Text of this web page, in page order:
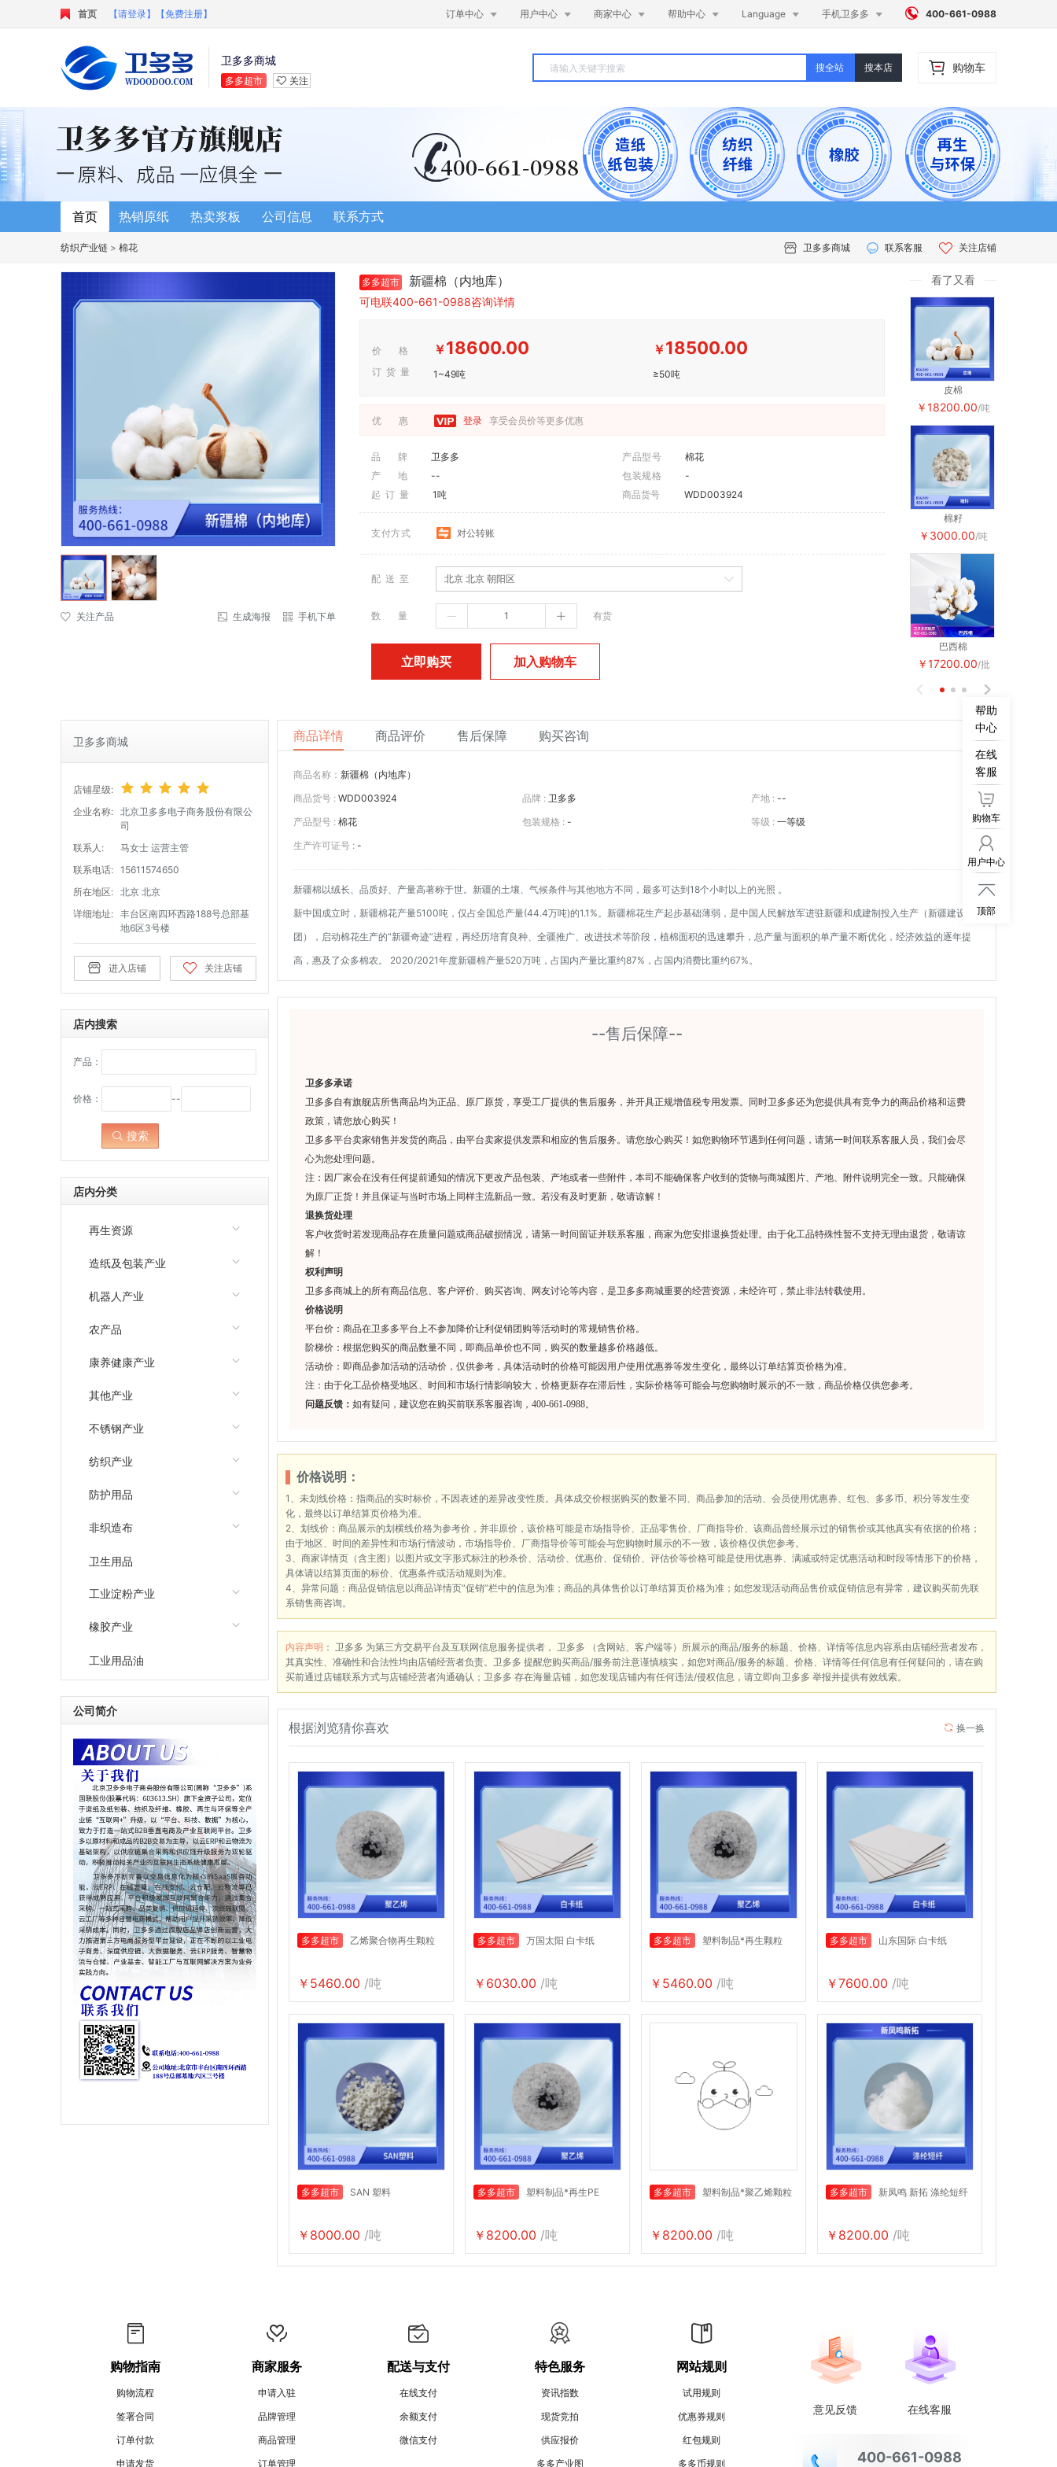
首页 【请登录】 【免费注册】 订单中心  用户中心  商家中心  帮助中心  Language  手机卫多多   400-661-0988
卫多多商城
多多超市 关注
搜全站 搜本店 购物车
首页 热销原纸 热卖浆板 公司信息 联系方式
纺织产业链 > 棉花 卫多多商城 联系客服 关注店铺
关注产品 生成海报 手机下单
多多超市 新疆棉（内地库）
可电联400-661-0988咨询详情
价 格
订 货 量
￥18600.00
1~49吨
￥18500.00
≥50吨
优 惠 登录 享受会员价等更多优惠
品 牌 卫多多 产品型号
棉花
产 地
-- 包装规格
-
起 订 量
1吨 商品货号 WDD003924
支付方式 对公转账
配 送 至 北京 北京 朝阳区
数 量 有货
立即购买 加入购物车
看了又看
皮棉
￥18200.00/吨
棉籽
￥3000.00/吨
巴西棉
￥17200.00/批

卫多多商城
店铺星级:
企业名称: 北京卫多多电子商务股份有限公
司
联系人:
马女士 运营主管
联系电话: 15611574650
所在地区: 北京 北京
详细地址: 丰台区南四环西路188号总部基
地6区3号楼
进入店铺 关注店铺
店内搜索
产品：
价格： --
搜索
店内分类
再生资源
造纸及包装产业
机器人产业
农产品
康养健康产业
其他产业
不锈钢产业
纺织产业
防护用品
非织造布
卫生用品
工业淀粉产业
橡胶产业
工业用品油
公司简介
商品详情 商品评价 售后保障 购买咨询
商品名称： 新疆棉（内地库）
商品货号 : WDD003924 品牌 : 卫多多 产地 : --
产品型号 : 棉花 包装规格 : - 等级 : 一等级
生产许可证号 : -
新疆棉以绒长、品质好、产量高著称于世。新疆的土壤、气候条件与其他地方不同，最多可达到18个小时以上的光照 。
新中国成立时，新疆棉花产量5100吨，仅占全国总产量(44.4万吨)的1.1%。新疆棉花生产起步基础薄弱，是中国人民解放军进驻新疆和成建制投入生产（新疆建设兵
团），启动棉花生产的“新疆奇迹”进程，再经历培育良种、全疆推广、改进技术等阶段，植棉面积的迅速攀升，总产量与面积的单产量不断优化，经济效益的逐年提
高，惠及了众多棉农。
2020/2021年度新疆棉产量520万吨，占国内产量比重约87%，占国内消费比重约67%。
--售后保障--
卫多多承诺
卫多多自有旗舰店所售商品均为正品、原厂原货，享受工厂提供的售后服务，并开具正规增值税专用发票。同时卫多多还为您提供具有竞争力的商品价格和运费
政策，请您放心购买！
卫多多平台卖家销售并发货的商品，由平台卖家提供发票和相应的售后服务。请您放心购买！如您购物环节遇到任何问题，请第一时间联系客服人员，我们会尽
心为您处理问题。
注：因厂家会在没有任何提前通知的情况下更改产品包装、产地或者一些附件，本司不能确保客户收到的货物与商城图片、产地、附件说明完全一致。只能确保
为原厂正货！并且保证与当时市场上同样主流新品一致。若没有及时更新，敬请谅解！
退换货处理
客户收货时若发现商品存在质量问题或商品破损情况，请第一时间留证并联系客服，商家为您安排退换货处理。由于化工品特殊性暂不支持无理由退货，敬请谅
解！
权利声明
卫多多商城上的所有商品信息、客户评价、购买咨询、网友讨论等内容，是卫多多商城重要的经营资源，未经许可，禁止非法转载使用。
价格说明
平台价：商品在卫多多平台上不参加降价让利促销团购等活动时的常规销售价格。
阶梯价：根据您购买的商品数量不同，即商品单价也不同，购买的数量越多价格越低。
活动价：即商品参加活动的活动价，仅供参考，具体活动时的价格可能因用户使用优惠券等发生变化，最终以订单结算页价格为准。
注：由于化工品价格受地区、时间和市场行情影响较大，价格更新存在滞后性，实际价格等可能会与您购物时展示的不一致，商品价格仅供您参考。
问题反馈： 如有疑问，建议您在购买前联系客服咨询，400-661-0988。
价格说明：
1、未划线价格：指商品的实时标价，不因表述的差异改变性质。具体成交价根据购买的数量不同、商品参加的活动、会员使用优惠券、红包、多多币、积分等发生变
化，最终以订单结算页价格为准。
2、划线价：商品展示的划横线价格为参考价，并非原价，该价格可能是市场指导价、正品零售价、厂商指导价、该商品曾经展示过的销售价或其他真实有依据的价格；
由于地区、时间的差异性和市场行情波动，市场指导价、厂商指导价等可能会与您购物时展示的不一致，该价格仅供您参考。
3、商家详情页（含主图）以图片或文字形式标注的秒杀价、活动价、优惠价、促销价、评估价等价格可能是使用优惠券、满减或特定优惠活动和时段等情形下的价格，
具体请以结算页面的标价、优惠条件或活动规则为准。
4、异常问题：商品促销信息以商品详情页“促销”栏中的信息为准；商品的具体售价以订单结算页价格为准；如您发现活动商品售价或促销信息有异常，建议购买前先联
系销售商咨询。
内容声明 ： 卫多多 为第三方交易平台及互联网信息服务提供者， 卫多多 （含网站、客户端等）所展示的商品/服务的标题、价格、详情等信息内容系由店铺经营者发布，
其真实性、准确性和合法性均由店铺经营者负责。卫多多 提醒您购买商品/服务前注意谨慎核实，如您对商品/服务的标题、价格、详情等任何信息有任何疑问的，请在购
买前通过店铺联系方式与店铺经营者沟通确认；卫多多 存在海量店铺，如您发现店铺内有任何违法/侵权信息，请立即向卫多多 举报并提供有效线索。
根据浏览猜你喜欢 换一换
多多超市 乙烯聚合物再生颗粒
￥5460.00 /吨
多多超市 万国太阳 白卡纸
￥6030.00 /吨
多多超市 塑料制品*再生颗粒
￥5460.00 /吨
多多超市 山东国际 白卡纸
￥7600.00 /吨
多多超市 SAN 塑料
￥8000.00 /吨
多多超市 塑料制品*再生PE
￥8200.00 /吨
多多超市 塑料制品*聚乙烯颗粒
￥8200.00 /吨
多多超市 新凤鸣 新拓 涤纶短纤
￥8200.00 /吨
帮助
中心
在线
客服
购物车
用户中心

顶部
购物指南
购物流程
签署合同
订单付款
申请发货
商家服务
申请入驻
品牌管理
商品管理
订单管理
配送与支付
在线支付
余额支付
微信支付
特色服务
资讯指数
现货竞拍
供应报价
多多产业图
网站规则
试用规则
优惠券规则
红包规则
多多币规则
意见反馈 在线客服
400-661-0988